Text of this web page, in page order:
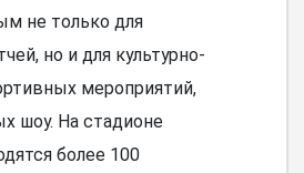
не только для
но и для культурно-
мероприятий,
шоу. На стадионе
более 100